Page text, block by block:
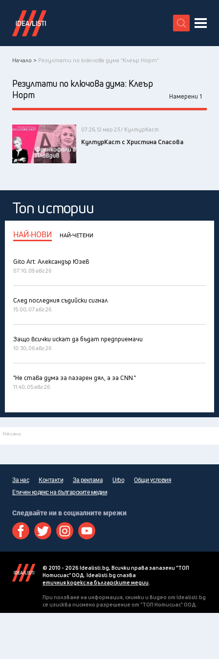
X
Начало > Резултати по ключова дума "Клеър Норт"
Резултати по ключова дума: Клеър
Норт
Намерени 1
07:26, 12 мар 23 / КултурКаст
КултурКаст с Христина Спасова
Топ истории
НАЙ-НОВИ НАЙ-ЧЕТЕНИ
Gito Art: Александър Юзев
07:10, 09 авг 26
След последния съдийски сигнал
15:00, 07 авг 26
Защо всички искат да бъдат предприемачи
10:30, 06 авг 26
"Не става дума за пазарен дял, а за CNN."
11:40, 05 авг 26
Реклама
За нас Контакти За реклама Urbo
Общи условия
Етичен кодекс на българските медии
Следвайте ни в социалните мрежи
© 2010 - 2026 Idealisti.bg, Всички права запазени "ТОП
Нотисиас" ООД. Idealisti.bg спазва
етичния кодекс на българските медии.
При ползване на информация, снимки и видео от Idealisti.bg
се изисква писмено разрешение от "ТОП Нотисиас" ООД.